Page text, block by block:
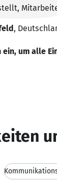
,
ein, um alle